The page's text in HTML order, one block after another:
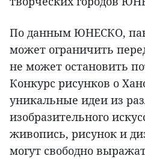
По данным ЮНЕСКО,
может ограничить
не может остановить
Конкурс рисунков о
уникальные идеи из
изобразительного
живопись, рисунок и
могут свободно